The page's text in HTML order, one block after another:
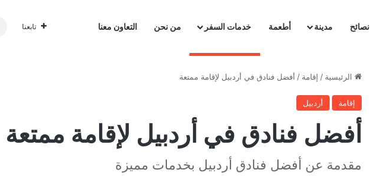
نصائح مدينة أطعمة خدمات السفر من نحن التعاون معنا تابعنا
الرئيسية / إقامة / أفضل فنادق في أردبيل لإقامة ممتعة
إقامة أردبيل
أفضل فنادق في أردبيل لإقامة ممتعة
مقدمة عن أفضل فنادق أردبيل بخدمات مميزة